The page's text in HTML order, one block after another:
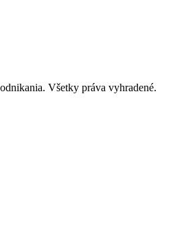
Všetky práva vyhradené.